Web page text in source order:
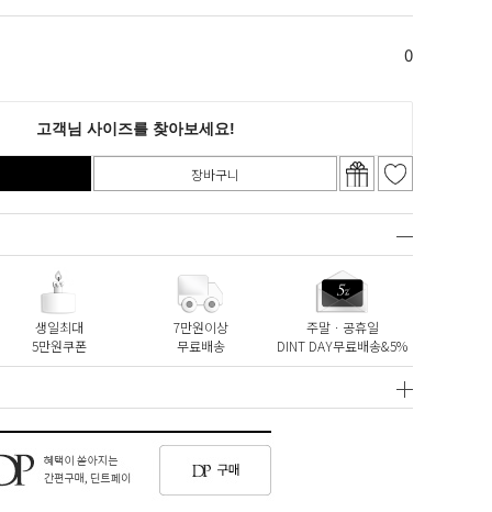
0
장바구니
생일최대
5만원쿠폰
7만원이상
무료배송
주말ㆍ공휴일
DINT DAY무료배송&5%